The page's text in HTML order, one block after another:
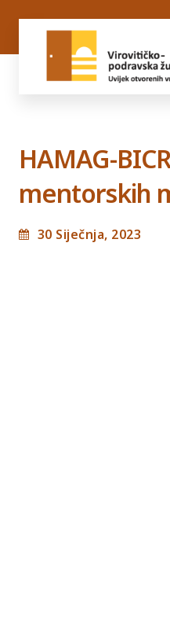
HAMAG-
mentorskih
30 Siječnja, 2023